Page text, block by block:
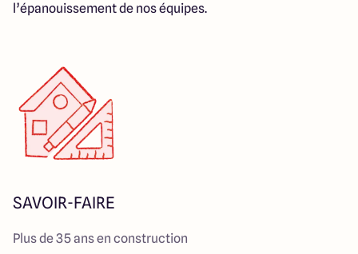
l’épanouissement de nos équipes.
SAVOIR-FAIRE
Plus de 35 ans en construction